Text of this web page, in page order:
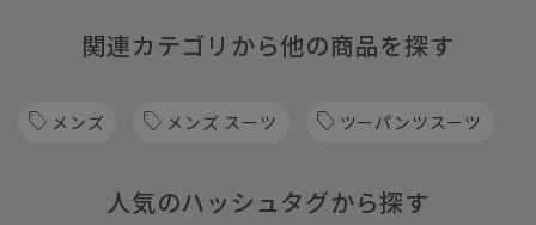
関連カテゴリから他の商品を探す
メンズ メンズ スーツ ツーパンツスーツ
人気のハッシュタグから探す